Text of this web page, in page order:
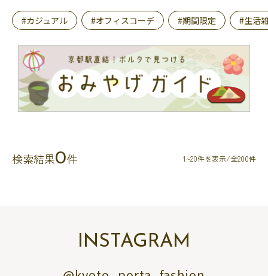
#カジュアル #オフィスコーデ #期間限定 #生活
検索結果0件 1~20件を表示/全200件
INSTAGRAM